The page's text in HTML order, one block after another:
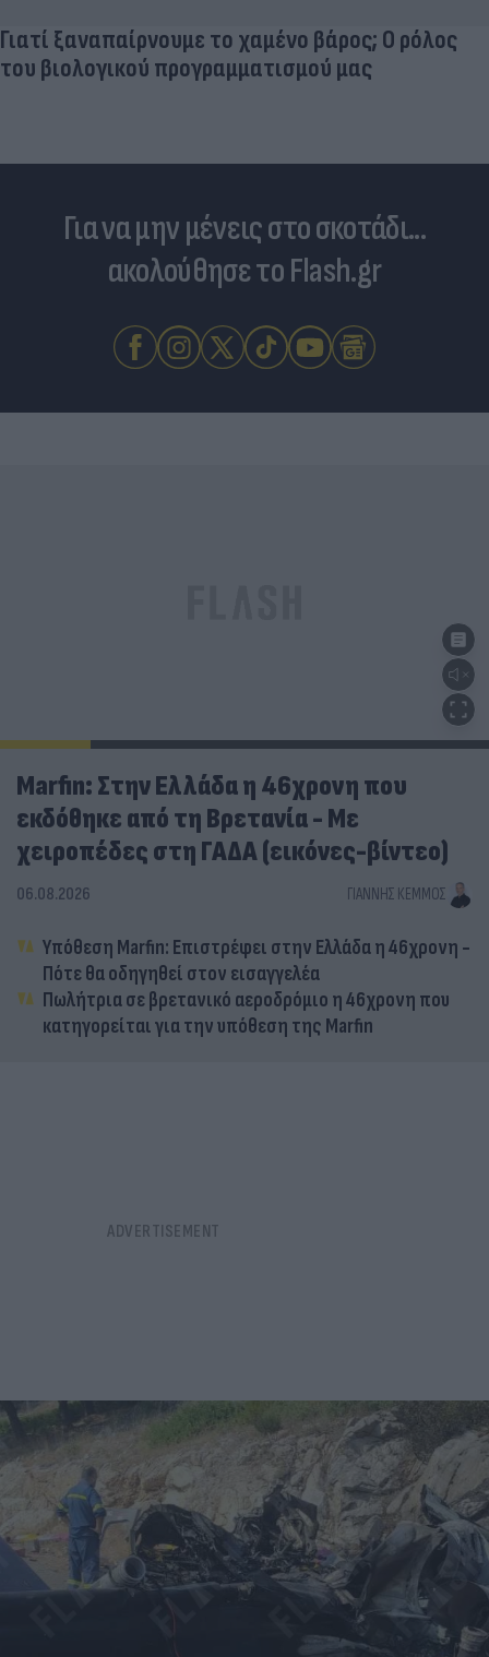
Για να μην μένεις στο σκοτάδι...
ακολούθησε το Flash.gr
Marfin: Στην Ελλάδα η 46χρονη που
εκδόθηκε από τη Βρετανία - Με
χειροπέδες στη ΓΑΔΑ (εικόνες-βίντεο)
06.08.2026 ΓΙΆΝΝΗΣ ΚΈΜΜΟΣ
Υπόθεση Marfin: Επιστρέφει στην Ελλάδα η 46χρονη -
Πότε θα οδηγηθεί στον εισαγγελέα
Πωλήτρια σε βρετανικό αεροδρόμιο η 46χρονη που
κατηγορείται για την υπόθεση της Marfin